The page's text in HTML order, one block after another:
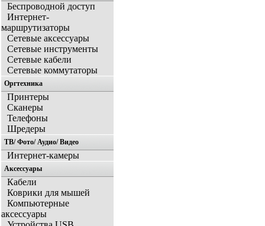
Беспроводной доступ
Интернет-
маршрутизаторы
Сетевые аксессуары
Сетевые инструменты
Сетевые кабели
Сетевые коммутаторы
Оргтехника
Принтеры
Сканеры
Телефоны
Шредеры
ТВ/ Фото/ Аудио/ Видео
Интернет-камеры
Аксессуары
Кабели
Коврики для мышей
Компьютерные
аксессуары